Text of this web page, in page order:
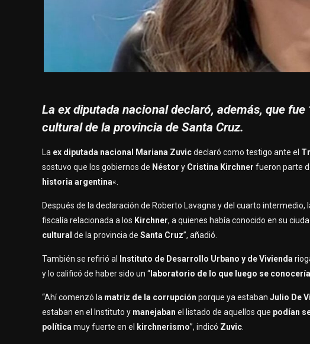
La ex diputada nacional declaró, además, que
cultural de la provincia de Santa Cruz.
La ex diputada nacional Mariana Zuvicdeclaró como testigo ante el
sostuvo que los gobiernos de Néstory Cristina Kirchner fueron parte
historia argentina«.
Después de la declaración de Roberto Lavagna y del cuarto
fiscalía relacionada a los Kirchner, a quienes había conocido en su
cultural de la provincia deSanta Cruz”, añadió.
También se refirió al Instituto de Desarrollo Urbano y de Vivienda
y lo calificó de haber sido un “ laboratorio de lo que luego se
“Ahí comenzó la matriz de la corrupción porque ya estabanJulio De
estaban en el Instituto y manejaban el listado de aquellos que podían
política muy fuerte en el kirchnerismo”, indicó Zuvic